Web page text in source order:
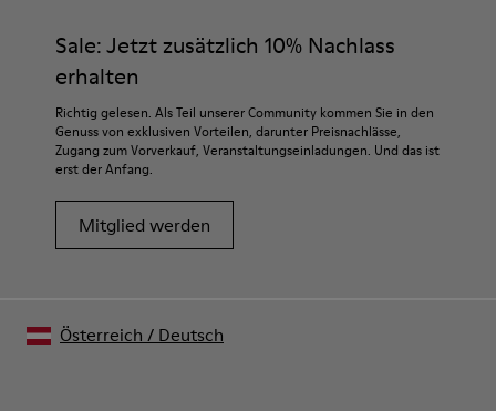
Sale: Jetzt zusätzlich 10% Nachlass
erhalten
Richtig gelesen. Als Teil unserer Community kommen Sie in den
Genuss von exklusiven Vorteilen, darunter Preisnachlässe,
Zugang zum Vorverkauf, Veranstaltungseinladungen. Und das ist
erst der Anfang.
Mitglied werden
Österreich / Deutsch